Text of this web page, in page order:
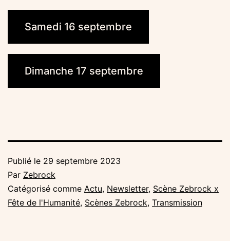
Samedi 16 septembre
Dimanche 17 septembre
Publié le 29 septembre 2023
Par Zebrock
Catégorisé comme Actu, Newsletter, Scène Zebrock x
Fête de l'Humanité, Scènes Zebrock, Transmission